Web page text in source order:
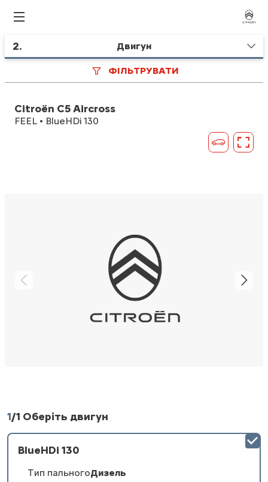
2. Двигун
ФІЛЬТРУВАТИ
Citroën C5 Aircross
FEEL • BlueHDi 130
1/1 Оберіть двигун
BlueHDi 130
Тип пальногоДизель